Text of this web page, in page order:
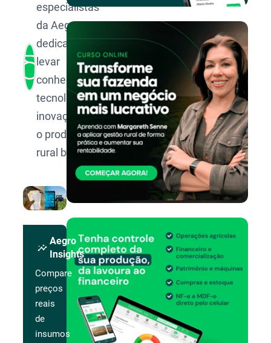
especialistas
da Aegro,
dedicada a
levar
conhecimento,
tecnologia e
inovação para
o produtor
rural brasileiro.
insights
Aegro
Insights
Compare
preços
reais
de
insumos